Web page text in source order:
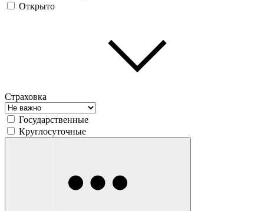
Открыто
Страховка
Государственные
Круглосуточные